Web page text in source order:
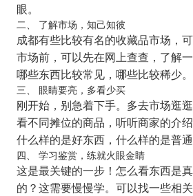
眼。
二、 了解市场，知己知彼
成都有些比较有名的收藏品市场，
市场前，可以先在网上查查，了解
哪些东西比较常见，哪些比较稀少。
三、 眼睛要亮，多看少买
刚开始，别急着下手。多去市场逛
看不同摊位的商品，听听商家的介
什么样的是好东西，什么样的是普通
四、 学习鉴赏，练就火眼金睛
这是最关键的一步！怎么看东西是
的？这需要慢慢学。可以找一些相